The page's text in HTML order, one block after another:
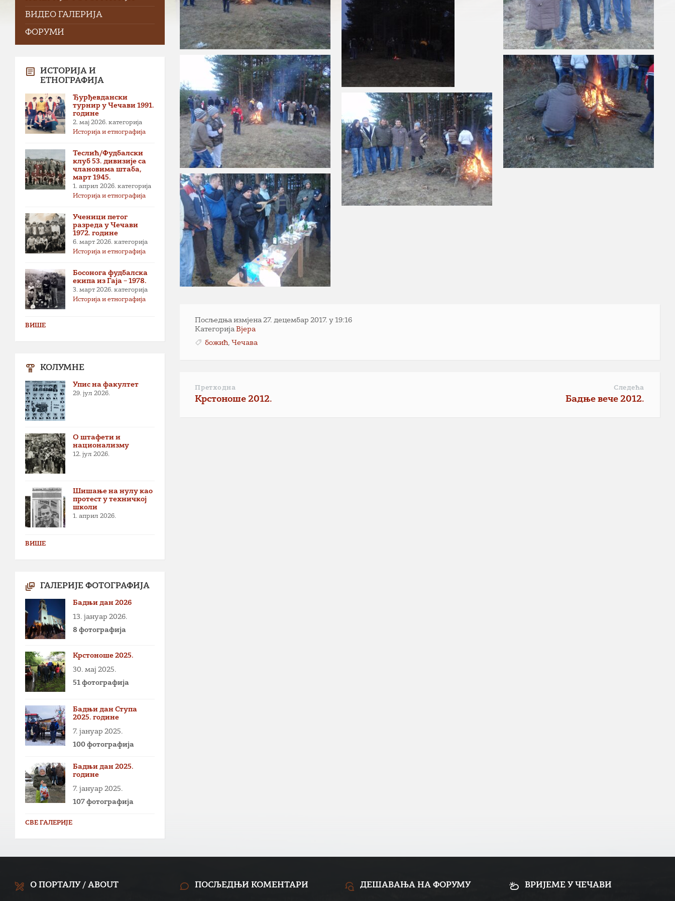
Посљедња измјена 27. децембар 2017. у 19:16
КатегоријаВјера
божић,Чечава
Претходна
Крстоноше 2012.
Следећа
Бадње вече 2012.
ВИДЕО ГАЛЕРИЈА
ФОРУМИ
ИСТОРИЈА И
ЕТНОГРАФИЈА
Ђурђевдански
турнир у Чечави 1991.
године
2. мај 2026. категорија
Историја и етнографија
Теслић/Фудбалски
клуб 53. дивизије са
члановима штаба,
март 1945.
1. април 2026. категорија
Историја и етнографија
Ученици петог
разреда у Чечави
1972. године
6. март 2026. категорија
Историја и етнографија
Босонога фудбалска
екипа из Гаја – 1978.
3. март 2026. категорија
Историја и етнографија
ВИШЕ
КОЛУМНЕ
Упис на факултет
29. јул 2026.
О штафети и
национализму
12. јул 2026.
Шишање на нулу као
протест у техничкој
школи
1. април 2026.
ВИШЕ
ГАЛЕРИЈЕ ФОТОГРАФИЈА
Бадњи дан 2026
13. јануар 2026.
8 фотографија
Крстоноше 2025.
30. мај 2025.
51 фотографија
Бадњи дан Ступа
2025. године
7. јануар 2025.
100 фотографија
Бадњи дан 2025.
године
7. јануар 2025.
107 фотографија
СВЕ ГАЛЕРИЈЕ
О ПОРТАЛУ / ABOUT ПОСЉЕДЊИ КОМЕНТАРИ ДЕШАВАЊА НА ФОРУМУ ВРИЈЕМЕ У ЧЕЧАВИ